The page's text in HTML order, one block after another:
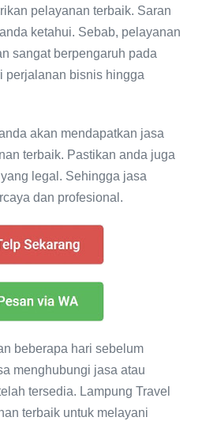
pelayanan terbaik. Saran
ketahui. Sebab, pelayanan
sangat berpengaruh pada
perjalanan bisnis hingga
akan mendapatkan jasa
terbaik. Pastikan anda juga
legal. Sehingga jasa
dan profesional.
beberapa hari sebelum
menghubungi jasa atau
tersedia. Lampung Travel
terbaik untuk melayani